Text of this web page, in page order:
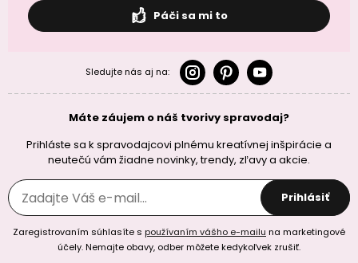
Páči sa mi to
Sledujte nás aj na:
Máte záujem o náš tvorivy spravodaj?
Prihláste sa k spravodajcovi plnému kreatívnej inšpirácie a
neutečú vám žiadne novinky, trendy, zľavy a akcie.
Prihlásiť
Zaregistrovaním súhlasíte s používaním vášho e-mailu na marketingové
účely. Nemajte obavy, odber môžete kedykoľvek zrušiť.